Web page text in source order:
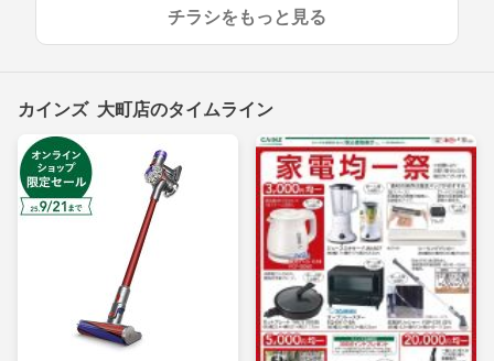
チラシをもっと見る
カインズ 大町店のタイムライン